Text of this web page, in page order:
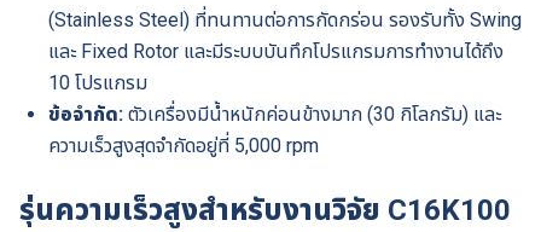
(Stainless Steel) ที่ทนทานต่อการกัดกร่อน รองรับทั้ง Swing
และ Fixed Rotor และมีระบบบันทึกโปรแกรมการทำงานได้ถึง
10 โปรแกรม
ข้อจำกัด: ตัวเครื่องมีน้ำหนักค่อนข้างมาก (30 กิโลกรัม) และ
ความเร็วสูงสุดจำกัดอยู่ที่ 5,000 rpm
รุ่นความเร็วสูงสำหรับงานวิจัย C16K100